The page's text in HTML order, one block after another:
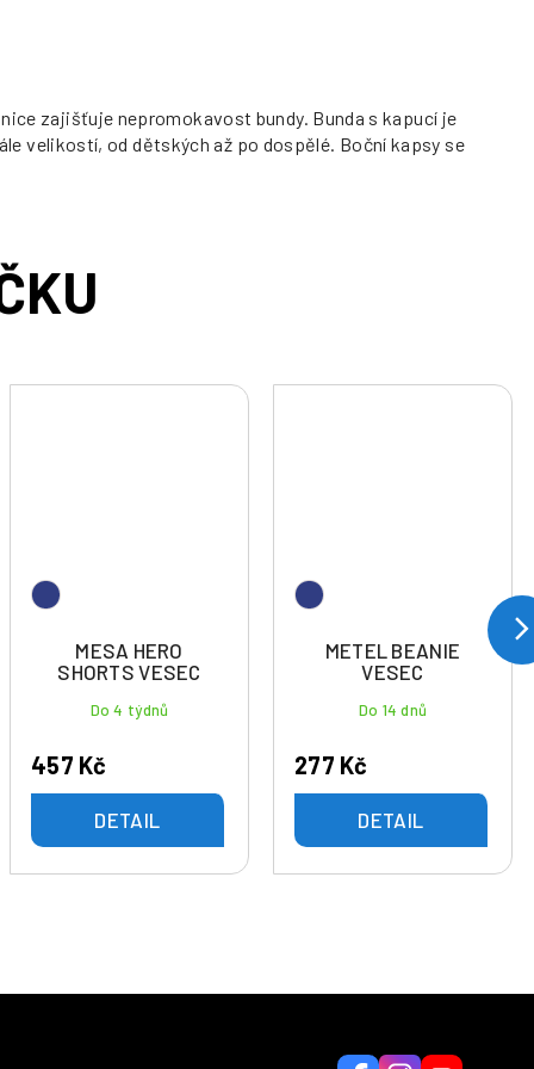
zajišťuje nepromokavost bundy. Bunda s kapucí je
velikostí, od dětských až po dospělé. Boční kapsy se
MESA HERO
SHORTS VESEC
Do 4 týdnů
457 Kč
DETAIL
METEL BEANIE
VESEC
Do 14 dnů
277 Kč
DETAIL